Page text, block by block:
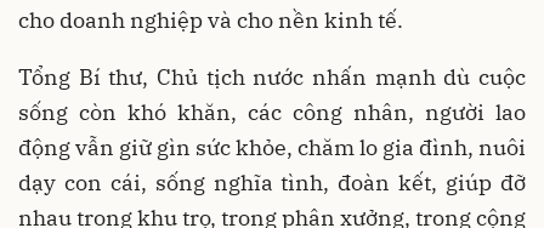
cho doanh nghiệp và cho nền kinh tế.
Tổng Bí thư, Chủ tịch nước nhấn mạnh dù cuộc
sống còn khó khăn, các công nhân, người lao
động vẫn giữ gìn sức khỏe, chăm lo gia đình, nuôi
dạy con cái, sống nghĩa tình, đoàn kết, giúp đỡ
nhau trong khu trọ, trong phân xưởng, trong cộng